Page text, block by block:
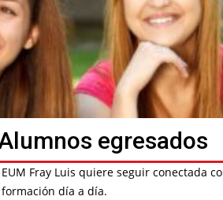
egresados
Fray Luis quiere seguir conectada
día a día.